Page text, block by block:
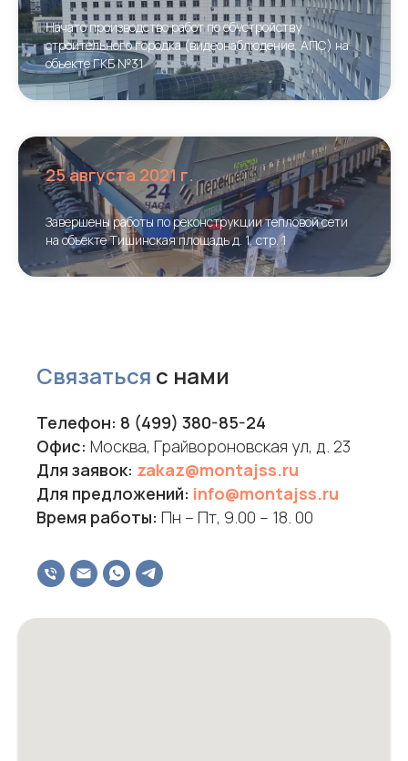
Начато производство работ по обустройству
строительного городка (видеонаблюдение, АПС) на
объекте ГКБ №31
25 августа 2021 г.
Завершены работы по реконструкции тепловой сети
на объекте Тишинская площадь д. 1, стр. 1
Связаться с нами
Телефон: 8 (499) 380-85-24
Офис: Москва, Грайвороновская ул, д. 23
Для заявок: zakaz@montajss.ru
Для предложений: info@montajss.ru
Время работы: Пн – Пт, 9.00 – 18. 00